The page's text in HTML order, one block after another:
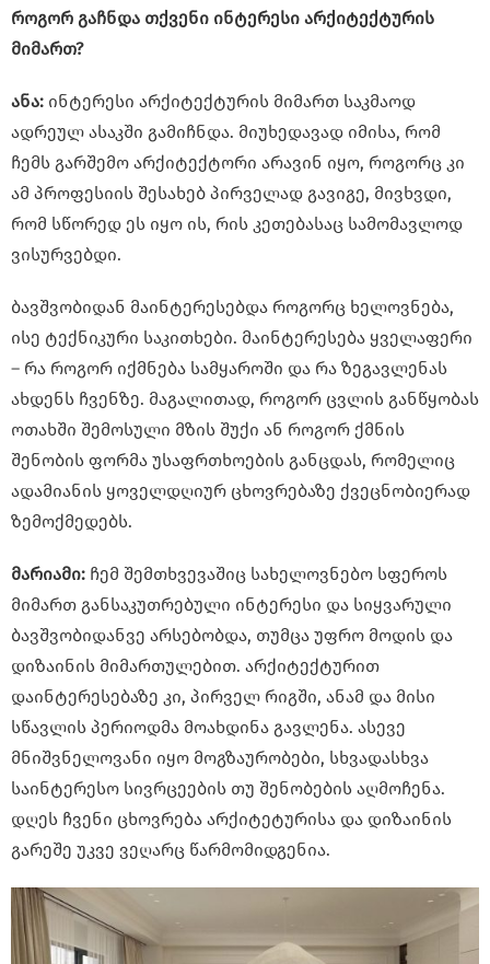
როგორ გაჩნდა თქვენი ინტერესი არქიტექტურის
მიმართ?
ანა: ინტერესი არქიტექტურის მიმართ საკმაოდ
ადრეულ ასაკში გამიჩნდა. მიუხედავად იმისა, რომ
ჩემს გარშემო არქიტექტორი არავინ იყო, როგორც კი
ამ პროფესიის შესახებ პირველად გავიგე, მივხვდი,
რომ სწორედ ეს იყო ის, რის კეთებასაც სამომავლოდ
ვისურვებდი.
ბავშვობიდან მაინტერესებდა როგორც ხელოვნება,
ისე ტექნიკური საკითხები. მაინტერესება ყველაფერი
– რა როგორ იქმნება სამყაროში და რა ზეგავლენას
ახდენს ჩვენზე. მაგალითად, როგორ ცვლის განწყობას
ოთახში შემოსული მზის შუქი ან როგორ ქმნის
შენობის ფორმა უსაფრთხოების განცდას, რომელიც
ადამიანის ყოველდღიურ ცხოვრებაზე ქვეცნობიერად
ზემოქმედებს.
მარიამი: ჩემ შემთხვევაშიც სახელოვნებო სფეროს
მიმართ განსაკუთრებული ინტერესი და სიყვარული
ბავშვობიდანვე არსებობდა, თუმცა უფრო მოდის და
დიზაინის მიმართულებით. არქიტექტურით
დაინტერესებაზე კი, პირველ რიგში, ანამ და მისი
სწავლის პერიოდმა მოახდინა გავლენა. ასევე
მნიშვნელოვანი იყო მოგზაურობები, სხვადასხვა
საინტერესო სივრცეების თუ შენობების აღმოჩენა.
დღეს ჩვენი ცხოვრება არქიტეტურისა და დიზაინის
გარეშე უკვე ვეღარც წარმომიდგენია.